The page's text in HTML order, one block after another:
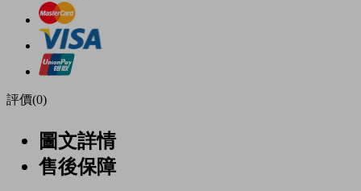
評價(0)
圖文詳情
售後保障